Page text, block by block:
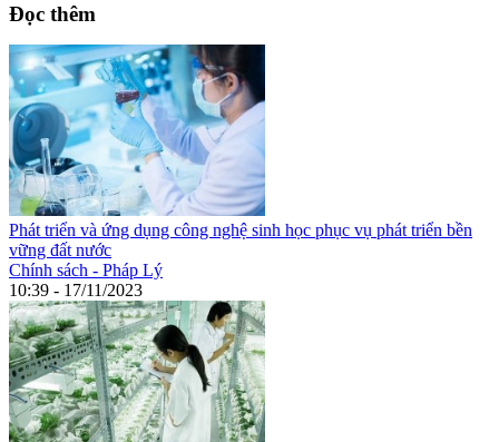
Đọc thêm
Phát triển và ứng dụng công nghệ sinh học phục vụ phát triển bền
vững đất nước
Chính sách - Pháp Lý
10:39 - 17/11/2023